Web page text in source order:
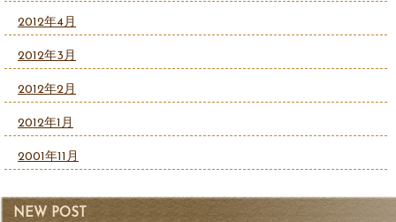
2012年4月
2012年3月
2012年2月
2012年1月
2001年11月
NEW POST